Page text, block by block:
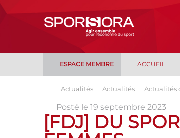
ESPACE MEMBRE ACCUEIL
Actualités Actualités Actualités
Posté le 19 septembre 2023
[FDJ] DU